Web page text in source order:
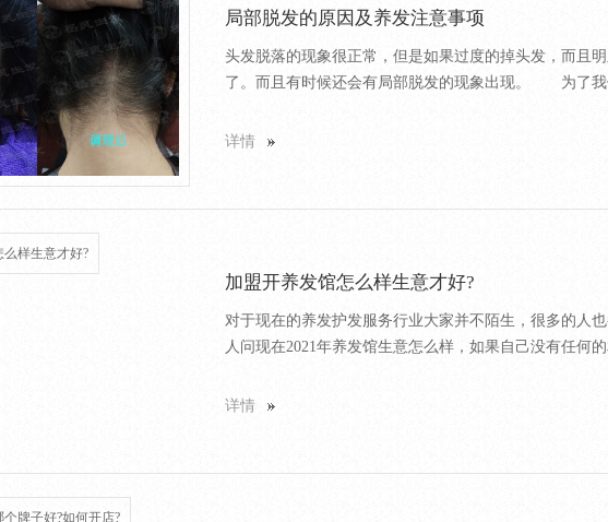
局部脱发的原因及养发注意事项
头发脱落的现象很正常，但是如果过度的掉头发，而且
了。而且有时候还会有局部脱发的现象出现。 为了我
详情
加盟开养发馆怎么样生意才好?
对于现在的养发护发服务行业大家并不陌生，很多的人
人问现在2021年养发馆生意怎么样，如果自己没有任何
详情